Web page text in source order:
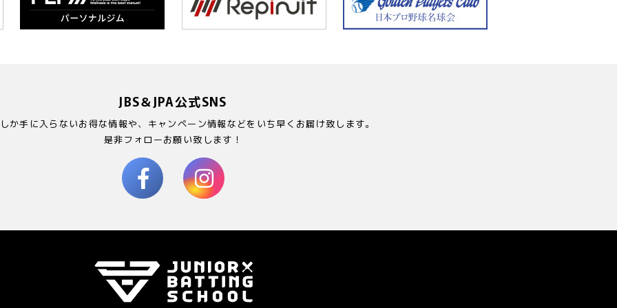
JBS＆JPA公式SNS
か手に入らないお得な情報や、キャンペーン情報などをいち早くお届け致します。
是非フォローお願い致します！